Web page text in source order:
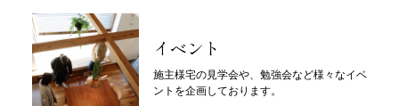
イベント
施主様宅の見学会や、勉強会など様々なイベ
ントを企画しております。